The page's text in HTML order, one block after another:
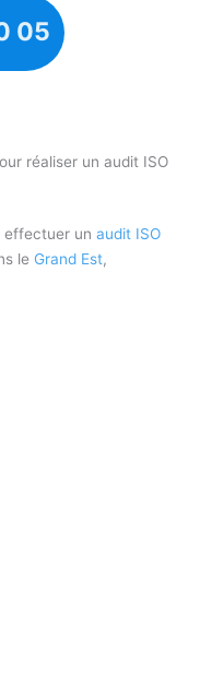
05
réaliser un audit ISO
effectuer unaudit ISO
le Grand Est,